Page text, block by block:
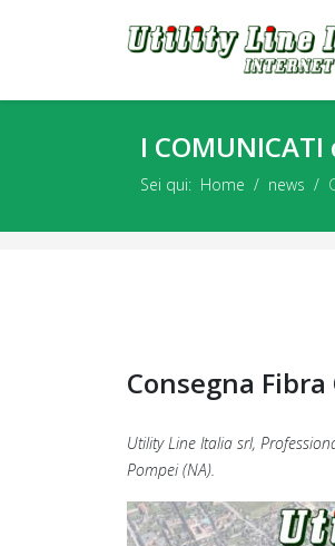
I COMUNICATI
Sei qui: Home news
Consegna
Utility Line Italia srl,
Pompei (NA).